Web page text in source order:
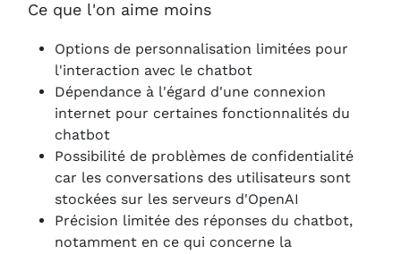
Ce que l'on aime moins
Options de personnalisation limitées pour
l'interaction avec le chatbot
Dépendance à l'égard d'une connexion
internet pour certaines fonctionnalités du
chatbot
Possibilité de problèmes de confidentialité
car les conversations des utilisateurs sont
stockées sur les serveurs d'OpenAI
Précision limitée des réponses du chatbot,
notamment en ce qui concerne la